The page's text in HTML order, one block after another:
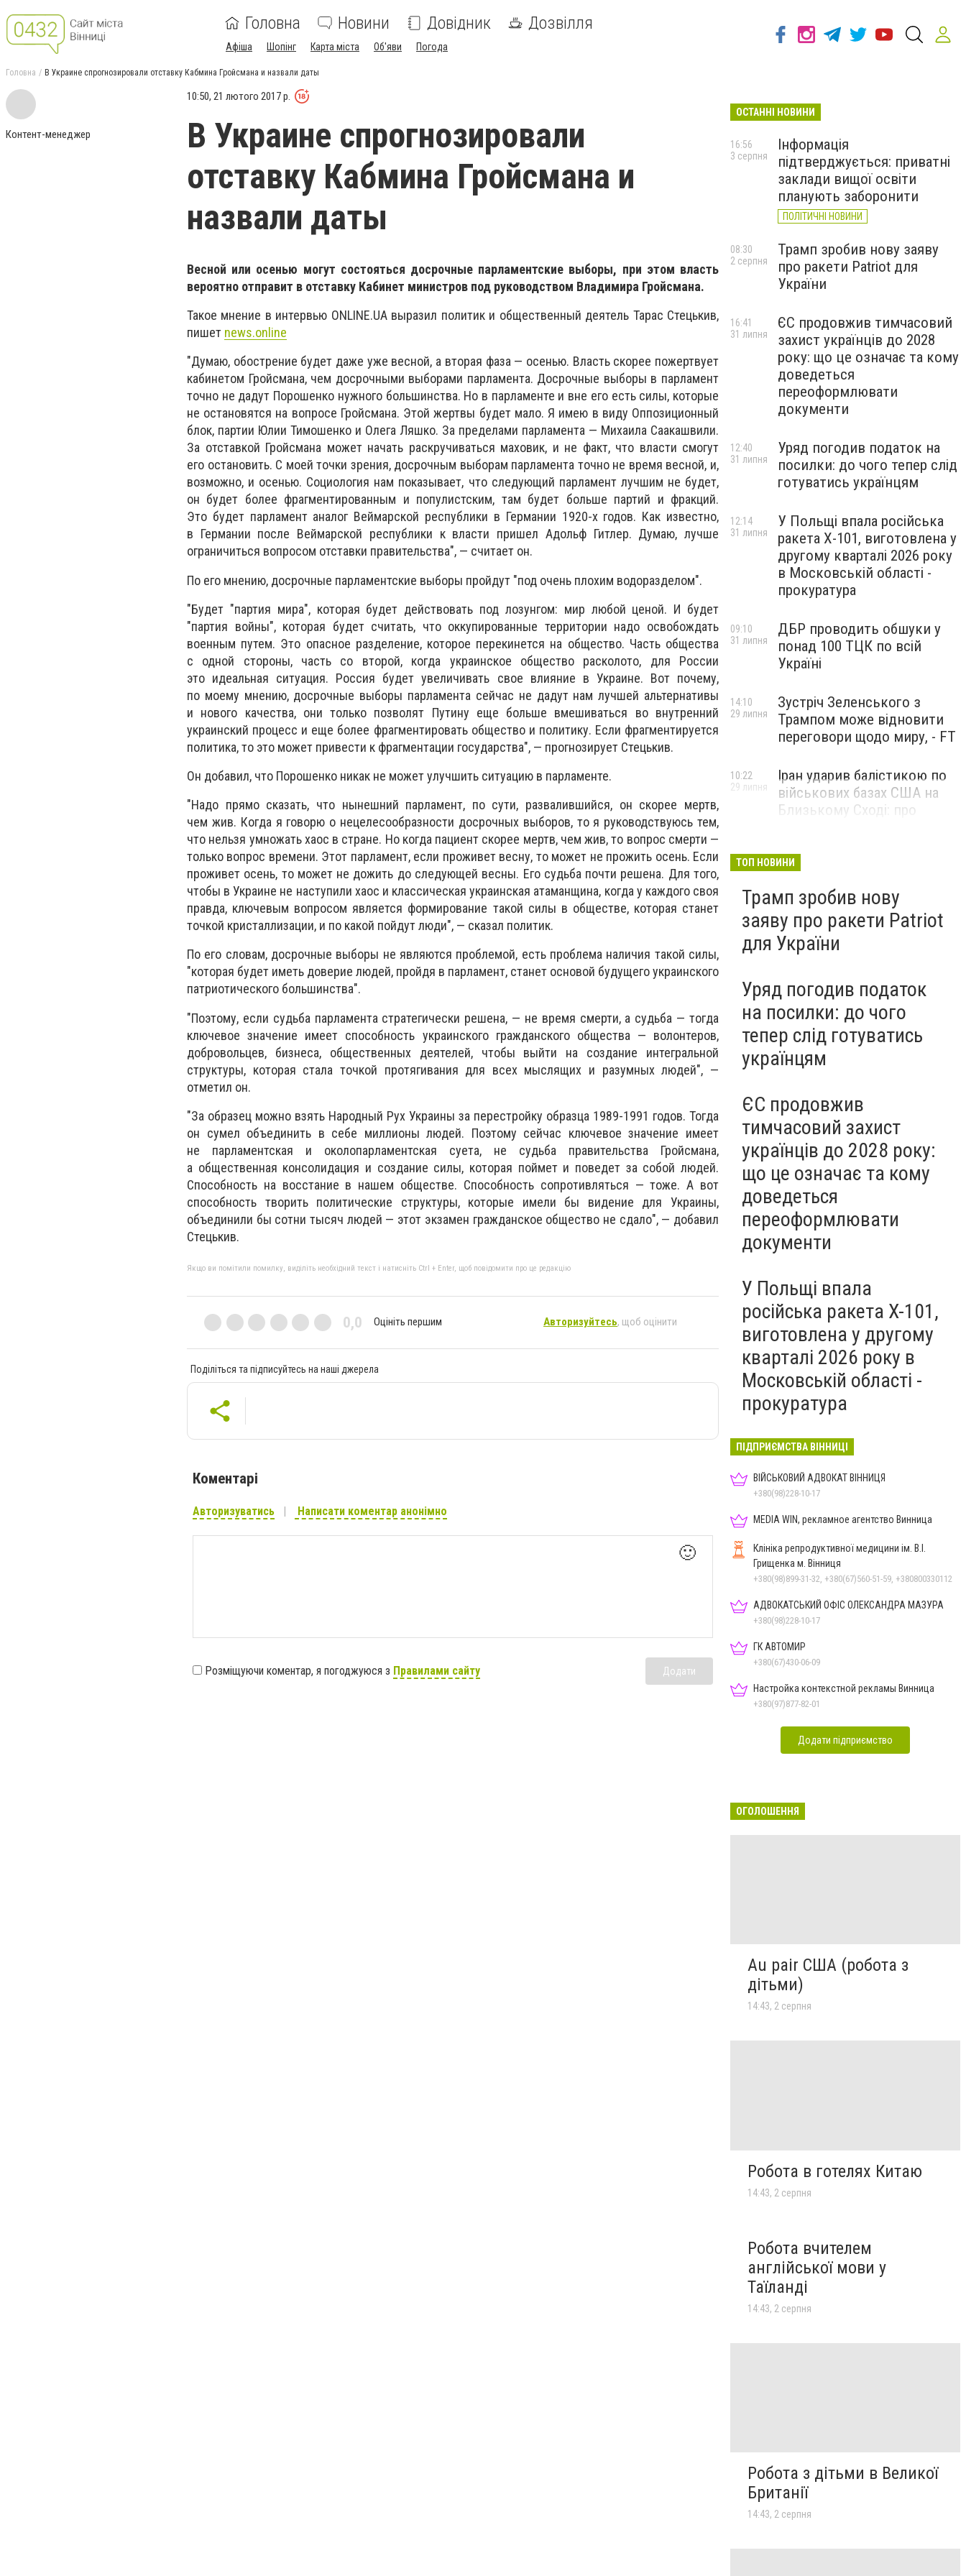
Головна Новини Довідник Дозвілля
Афіша Шопінг Карта міста Об'яви Погода
Головна В Украине спрогнозировали отставку Кабмина Гройсмана и назвали даты
Контент-менеджер
10:50, 21 лютого 2017 р.
В Украине спрогнозировали
отставку Кабмина Гройсмана и
назвали даты
Весной или осенью могут состояться досрочные парламентские выборы, при этом власть
вероятно отправит в отставку Кабинет министров под руководством Владимира Гройсмана.
Такое мнение в интервью ONLINE.UA выразил политик и общественный деятель Тарас Стецькив,
пишет news.online
"Думаю, обострение будет даже уже весной, а вторая фаза — осенью. Власть скорее пожертвует
кабинетом Гройсмана, чем досрочными выборами парламента. Досрочные выборы в парламент
точно не дадут Порошенко нужного большинства. Но в парламенте и вне его есть силы, которые
не остановятся на вопросе Гройсмана. Этой жертвы будет мало. Я имею в виду Оппозиционный
блок, партии Юлии Тимошенко и Олега Ляшко. За пределами парламента — Михаила Саакашвили.
За отставкой Гройсмана может начать раскручиваться маховик, и не факт, что власти смогут
его остановить. С моей точки зрения, досрочным выборам парламента точно не время весной, и,
возможно, и осенью. Социология нам показывает, что следующий парламент лучшим не будет,
он будет более фрагментированным и популистским, там будет больше партий и фракций.
Это будет парламент аналог Веймарской республики в Германии 1920-х годов. Как известно,
в Германии после Веймарской республики к власти пришел Адольф Гитлер. Думаю, лучше
ограничиться вопросом отставки правительства", — считает он.
По его мнению, досрочные парламентские выборы пройдут "под очень плохим водоразделом".
"Будет "партия мира", которая будет действовать под лозунгом: мир любой ценой. И будет
"партия войны", которая будет считать, что оккупированные территории надо освобождать
военным путем. Это опасное разделение, которое перекинется на общество. Часть общества
с одной стороны, часть со второй, когда украинское общество расколото, для России
это идеальная ситуация. Россия будет увеличивать свое влияние в Украине. Вот почему,
по моему мнению, досрочные выборы парламента сейчас не дадут нам лучшей альтернативы
и нового качества, они только позволят Путину еще больше вмешиваться во внутренний
украинский процесс и еще более фрагментировать общество и политику. Если фрагментируется
политика, то это может привести к фрагментации государства", — прогнозирует Стецькив.
Он добавил, что Порошенко никак не может улучшить ситуацию в парламенте.
"Надо прямо сказать, что нынешний парламент, по сути, развалившийся, он скорее мертв,
чем жив. Когда я говорю о нецелесообразности досрочных выборов, то я руководствуюсь тем,
что нельзя умножать хаос в стране. Но когда пациент скорее мертв, чем жив, то вопрос смерти —
только вопрос времени. Этот парламент, если проживет весну, то может не прожить осень. Если
проживет осень, то может не дожить до следующей весны. Его судьба почти решена. Для того,
чтобы в Украине не наступили хаос и классическая украинская атаманщина, когда у каждого своя
правда, ключевым вопросом является формирование такой силы в обществе, которая станет
точкой кристаллизации, и по какой пойдут люди", — сказал политик.
По его словам, досрочные выборы не являются проблемой, есть проблема наличия такой силы,
"которая будет иметь доверие людей, пройдя в парламент, станет основой будущего украинского
патриотического большинства".
"Поэтому, если судьба парламента стратегически решена, — не время смерти, а судьба — тогда
ключевое значение имеет способность украинского гражданского общества — волонтеров,
добровольцев, бизнеса, общественных деятелей, чтобы выйти на создание интегральной
структуры, которая стала точкой протягивания для всех мыслящих и разумных людей", —
отметил он.
"За образец можно взять Народный Рух Украины за перестройку образца 1989-1991 годов. Тогда
он сумел объединить в себе миллионы людей. Поэтому сейчас ключевое значение имеет
не парламентская и околопарламентская суета, не судьба правительства Гройсмана,
а общественная консолидация и создание силы, которая поймет и поведет за собой людей.
Способность на восстание в нашем обществе. Способность сопротивляться — тоже. А вот
способность творить политические структуры, которые имели бы видение для Украины,
объединили бы сотни тысяч людей — этот экзамен гражданское общество не сдало", — добавил
Стецькив.
Якщо ви помітили помилку, виділіть необхідний текст і натисніть Ctrl + Enter, щоб повідомити про це редакцію
0,0 Оцініть першим Авторизуйтесь, щоб оцінити
Поділіться та підписуйтесь на наші джерела
Коментарі
Авторизуватись Написати коментар анонімно
🙂
Розміщуючи коментар, я погоджуюся з Правилами сайту Додати
ОСТАННІ НОВИНИ
Інформація
підтверджується: приватні
заклади вищої освіти
планують заборонити
ПОЛІТИЧНІ НОВИНИ
16:56
3 серпня
Трамп зробив нову заяву
про ракети Patriot для
України
08:30
2 серпня
ЄС продовжив тимчасовий
захист українців до 2028
року: що це означає та кому
доведеться
переоформлювати
документи
16:41
31 липня
Уряд погодив податок на
посилки: до чого тепер слід
готуватись українцям
12:40
31 липня
У Польщі впала російська
ракета X-101, виготовлена у
другому кварталі 2026 року
в Московській області -
прокуратура
12:14
31 липня
ДБР проводить обшуки у
понад 100 ТЦК по всій
Україні
09:10
31 липня
Зустріч Зеленського з
Трампом може відновити
переговори щодо миру, - FT
14:10
29 липня
Іран ударив балістикою по
військових базах США на
Близькому Сході: про
10:22
29 липня
ТОП НОВИНИ
Трамп зробив нову
заяву про ракети Patriot
для України
Уряд погодив податок
на посилки: до чого
тепер слід готуватись
українцям
ЄС продовжив
тимчасовий захист
українців до 2028 року:
що це означає та кому
доведеться
переоформлювати
документи
У Польщі впала
російська ракета X-101,
виготовлена у другому
кварталі 2026 року в
Московській області -
прокуратура
ПІДПРИЄМСТВА ВІННИЦІ
ВІЙСЬКОВИЙ АДВОКАТ ВІННИЦЯ
+380(98)228-10-17
MEDIA WIN, рекламное агентство Винница
Клініка репродуктивної медицини ім. В.І.
Грищенка м. Вінниця
+380(98)899-31-32, +380(67)560-51-59, +380800330112
АДВОКАТСЬКИЙ ОФІС ОЛЕКСАНДРА МАЗУРА
+380(98)228-10-17
ГК АВТОМИР
+380(67)430-06-09
Настройка контекстной рекламы Винница
+380(97)877-82-01
Додати підприємство
ОГОЛОШЕННЯ
Au pair США (робота з
дітьми)
14:43, 2 серпня
Робота в готелях Китаю
14:43, 2 серпня
Робота вчителем
англійської мови у
Таїланді
14:43, 2 серпня
Робота з дітьми в Великої
Британії
14:43, 2 серпня